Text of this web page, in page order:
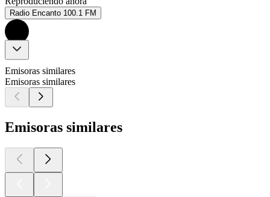
Radio Encanto 100.1 FM
Emisoras similares
Emisoras similares
Emisoras similares